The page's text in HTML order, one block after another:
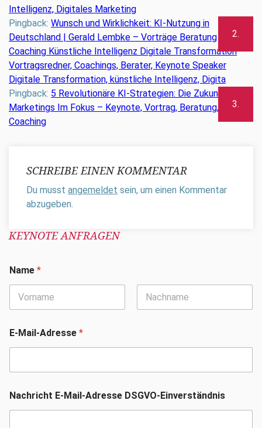
Intelligenz, Digitales Marketing
Pingback: Wunsch und Wirklichkeit: KI-Nutzung in
Deutschland | Gerald Lembke – Vorträge Beratung
Coaching Künstliche Intelligenz Digitale Transformation
Vortragsredner, Coachings, Berater, Keynote Speaker
Digitale Transformation, künstliche Intelligenz, Digita
Pingback: 5 Revolutionäre KI-Strategien: Die Zukunft Des
Marketings Im Fokus – Keynote, Vortrag, Beratung,
Coaching
SCHREIBE EINEN KOMMENTAR
Du musst angemeldet sein, um einen Kommentar
abzugeben.
KEYNOTE ANFRAGEN
Name *
E-Mail-Adresse *
Nachricht E-Mail-Adresse DSGVO-Einverständnis